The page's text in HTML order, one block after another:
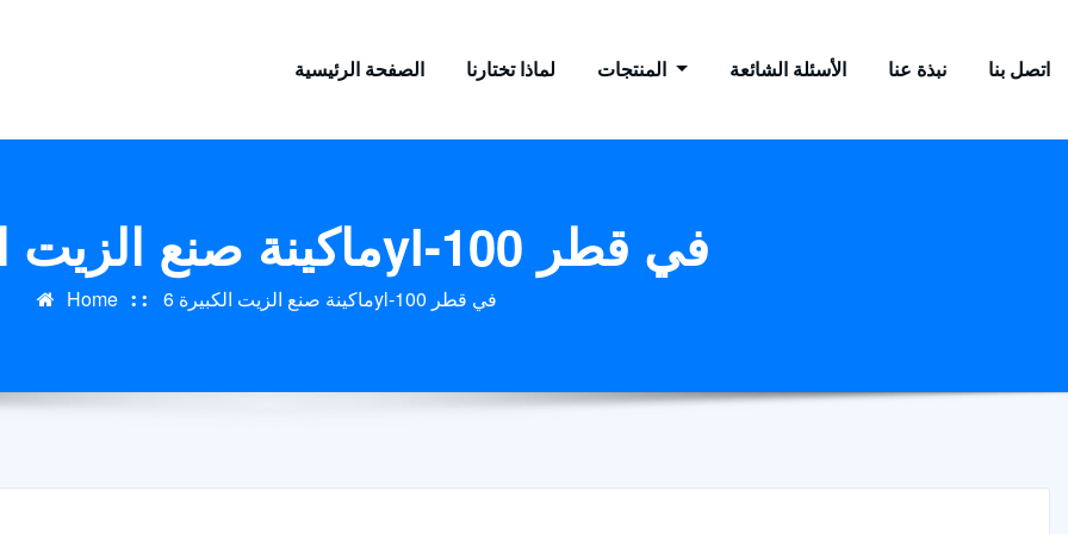
الصفحة الرئيسية لماذا تختارنا الأسئلة الشائعة نبذة عنا اتصل بنا
ماكينة صنع الزيت الكبيرة 6yl-100 في قطر
Home ماكينة صنع الزيت الكبيرة 6yl-100 في قطر